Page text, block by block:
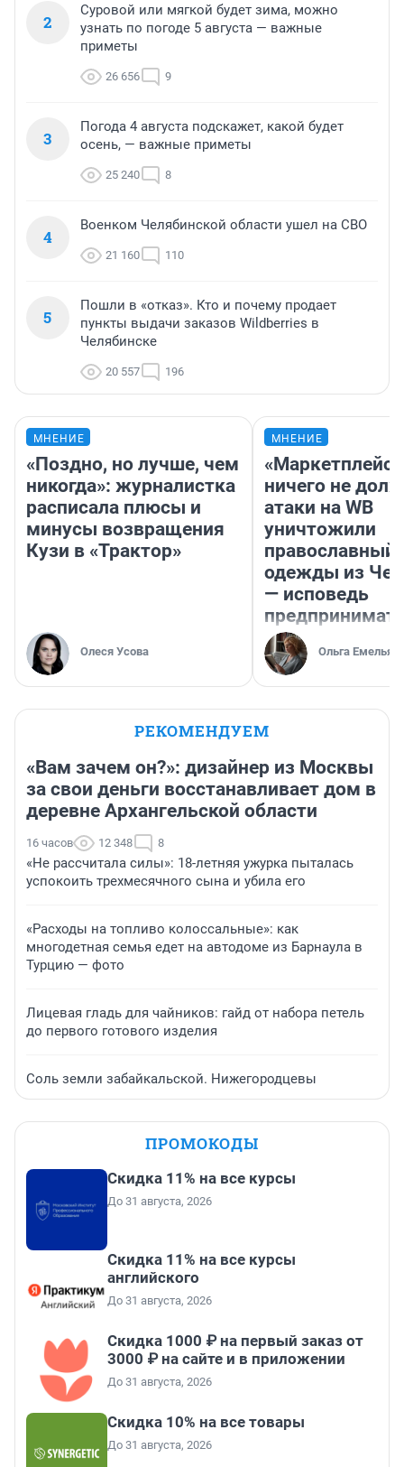
2
Суровой или мягкой будет зима, можно
узнать по погоде 5 августа — важные
приметы
26 656 9
3
Погода 4 августа подскажет, какой будет
осень, — важные приметы
25 240 8
4
Военком Челябинской области ушел на СВО
21 160 110
5
Пошли в «отказ». Кто и почему продает
пункты выдачи заказов Wildberries в
Челябинске
20 557 196
МНЕНИЕ
«Поздно, но лучше, чем
никогда»: журналистка
расписала плюсы и
минусы возвращения
Кузи в «Трактор»
Олеся Усова
МНЕНИЕ
«Маркетплейс
ничего не
атаки на WB
уничтожили
православный
одежды из
— исповедь
Ольга
РЕКОМЕНДУЕМ
«Вам зачем он?»: дизайнер из Москвы
за свои деньги восстанавливает дом в
деревне Архангельской области
16 часов 12 348 8
«Не рассчитала силы»: 18-летняя ужурка пыталась
успокоить трехмесячного сына и убила его
«Расходы на топливо колоссальные»: как
многодетная семья едет на автодоме из Барнаула в
Турцию — фото
Лицевая гладь для чайников: гайд от набора петель
до первого готового изделия
Соль земли забайкальской. Нижегородцевы
ПРОМОКОДЫ
Скидка 11% на все курсы
До 31 августа, 2026
Скидка 11% на все курсы
английского
До 31 августа, 2026
Скидка 1000 ₽ на первый заказ от
3000 ₽ на сайте и в приложении
До 31 августа, 2026
Скидка 10% на все товары
До 31 августа, 2026